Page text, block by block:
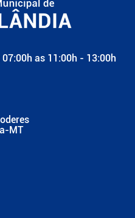
as 11:00h - 13:00h
MT